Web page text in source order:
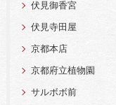
伏見御香宮
伏見寺田屋
京都本店
京都府立植物園
サルボボ前